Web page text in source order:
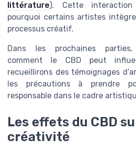
littérature). Cette interaction
pourquoi certains artistes
processus créatif.
Dans les prochaines
comment le CBD peut
recueillirons des témoignages
les précautions à prendre
responsable dans le cadre
Les effets du CBD
créativité